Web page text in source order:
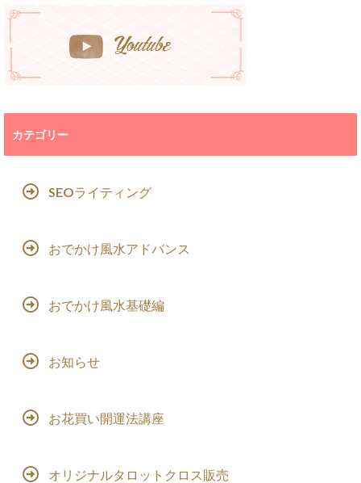
カテゴリー
SEOライティング
おでかけ風水アドバンス
おでかけ風水基礎編
お知らせ
お花買い開運法講座
オリジナルタロットクロス販売